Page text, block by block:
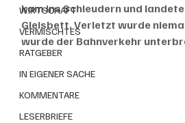
WIRTSCHAFT
VERMISCHTES
RATGEBER
IN EIGENER SACHE
KOMMENTARE
LESERBRIEFE
kam ins Schleudern und
Gleisbett. Verletzt wurde
wurde der Bahnverkehr